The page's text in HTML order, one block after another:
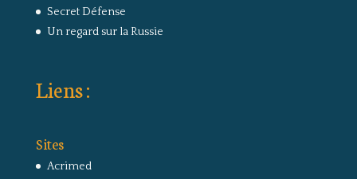
Secret Défense
Un regard sur la Russie
Liens :
Sites
Acrimed